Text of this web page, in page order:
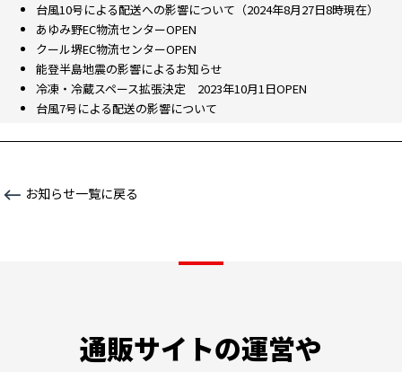
台風10号による配送への影響について（2024年8月27日8時現在）
あゆみ野EC物流センターOPEN
クール堺EC物流センターOPEN
能登半島地震の影響によるお知らせ
冷凍・冷蔵スペース拡張決定 2023年10月1日OPEN
台風7号による配送の影響について
お知らせ一覧に戻る
通販サイトの運営や